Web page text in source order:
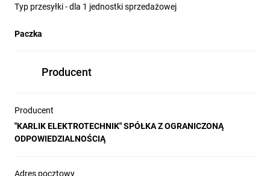
Typ przesyłki - dla 1 jednostki sprzedażowej
Paczka
Producent
Producent
"KARLIK ELEKTROTECHNIK" SPÓŁKA Z OGRANICZONĄ
ODPOWIEDZIALNOŚCIĄ
Adres pocztowy